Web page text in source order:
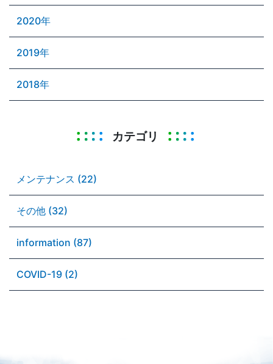
2020年
2019年
2018年
カテゴリ
メンテナンス (22)
その他 (32)
information (87)
COVID-19 (2)